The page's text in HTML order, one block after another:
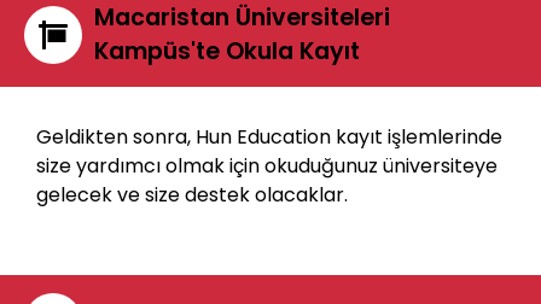
Macaristan Üniversiteleri
Kampüs'te Okula Kayıt
Geldikten sonra, Hun Education kayıt işlemlerinde
size yardımcı olmak için okuduğunuz üniversiteye
gelecek ve size destek olacaklar.